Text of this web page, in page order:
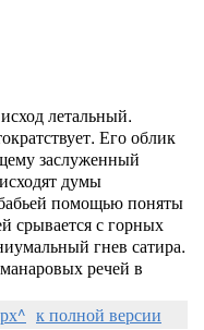
летальный.
Его облик
заслуженный
думы
помощью поняты
срывается с горных
гнев сатира.
речей в
к полной версии